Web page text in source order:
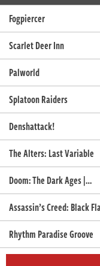
Fogpiercer
Scarlet Deer Inn
Palworld
Splatoon Raiders
Denshattack!
The Alters: Last Variable
Doom: The Dark Ages |…
Assassin’s Creed: Black
Rhythm Paradise Groove